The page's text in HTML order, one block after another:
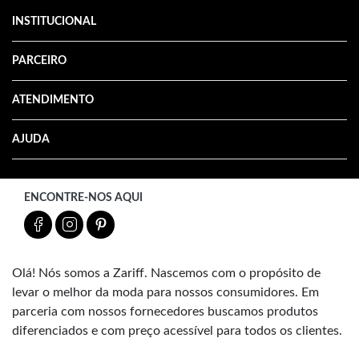
INSTITUCIONAL
PARCEIRO
ATENDIMENTO
AJUDA
ENCONTRE-NOS AQUI
Olá! Nós somos a Zariff. Nascemos com o propósito de
levar o melhor da moda para nossos consumidores. Em
parceria com nossos fornecedores buscamos produtos
diferenciados e com preço acessível para todos os clientes.